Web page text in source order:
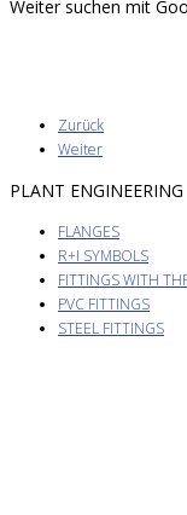
Weiter suchen mit
Zurück
Weiter
PLANT ENGINEERING
FLANGES
R+I SYMBOLS
FITTINGS WITH
PVC FITTINGS
STEEL FITTINGS